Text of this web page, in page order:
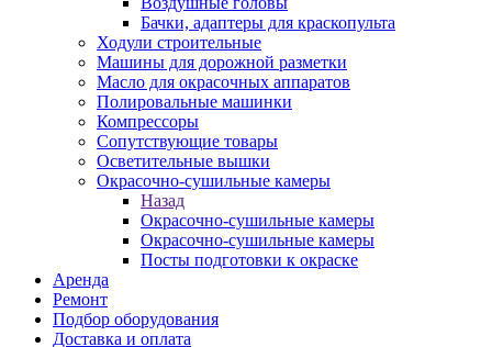
Бачки, адаптеры для краскопульта
Ходули строительные
Машины для дорожной разметки
Масло для окрасочных аппаратов
Полировальные машинки
Компрессоры
Сопутствующие товары
Осветительные вышки
Окрасочно-сушильные камеры
Назад
Окрасочно-сушильные камеры
Окрасочно-сушильные камеры
Посты подготовки к окраске
Аренда
Ремонт
Подбор оборудования
Доставка и оплата